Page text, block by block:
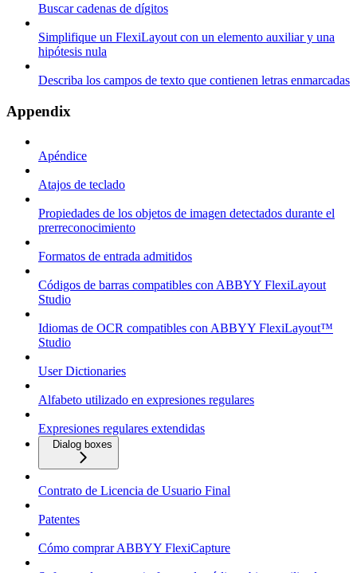
Buscar cadenas de dígitos
Simplifique un FlexiLayout con un elemento auxiliar y una
hipótesis nula
Describa los campos de texto que contienen letras enmarcadas
Appendix
Apéndice
Atajos de teclado
Propiedades de los objetos de imagen detectados durante el
prerreconocimiento
Formatos de entrada admitidos
Códigos de barras compatibles con ABBYY FlexiLayout
Studio
Idiomas de OCR compatibles con ABBYY FlexiLayout™
Studio
User Dictionaries
Alfabeto utilizado en expresiones regulares
Expresiones regulares extendidas
Dialog boxes
Contrato de Licencia de Usuario Final
Patentes
Cómo comprar ABBYY FlexiCapture